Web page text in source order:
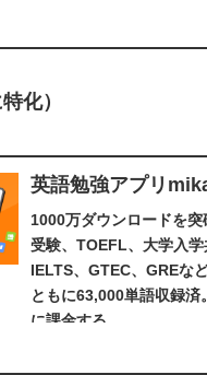
化）
英語勉強アプリ
1000万ダウンロードを
受験、TOEFL、大学入学
IELTS、GTEC、GREな
ともに63,000単語収録
に課金する...